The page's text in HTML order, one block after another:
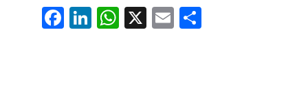
Fa
ce
Li
nk
W
ha
X E
m
Pa
rt